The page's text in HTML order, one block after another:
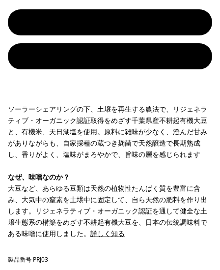
ソーラーシェアリングの下、土壌を再生する農法で、リジェネラ
ティブ・オーガニック認証取得をめざす千葉県産不耕起有機大豆
と、有機米、天日湖塩を使用。原料に雑味が少なく、澄んだ甘み
がありながらも、自家採種の蔵つき麹菌で天然醸造で長期熟成
し、香りがよく、塩味がまろやかで、旨味の層を感じられます
なぜ、味噌なのか？
大豆など、あらゆる豆類は天然の植物性たんぱく質を豊富に含
み、大気中の窒素を土壌中に固定して、自ら天然の肥料を作り出
します。リジェネラティブ・オーガニック認証を通して健全な土
壌生態系の構築をめざす不耕起有機大豆を、日本の伝統調味料で
ある味噌に使用しました。 詳しく知る
製品番号 PRJ03